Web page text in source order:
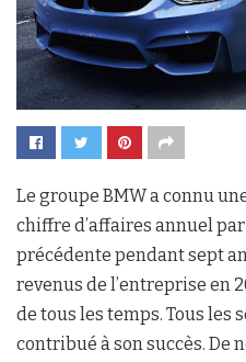
Le groupe BMW a connu
chiffre d’affaires annuel
précédente pendant sept
revenus de l’entreprise en
de tous les temps. Tous les
contribué à son succès. De